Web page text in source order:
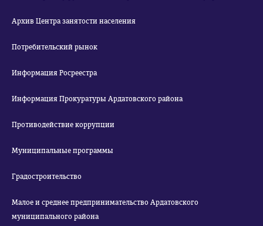
Архив Центра занятости населения
Потребительский рынок
Информация Росреестра
Информация Прокуратуры Ардатовского района
Противодействие коррупции
Муниципальные программы
Градостроительство
Малое и среднее предпринимательство Ардатовского
муниципального района